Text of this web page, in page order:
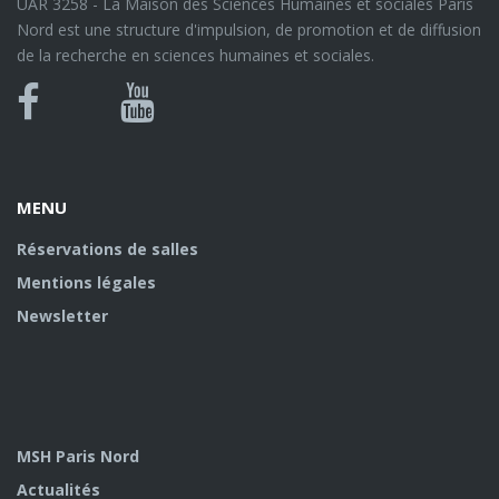
UAR 3258 - La Maison des Sciences Humaines et sociales Paris
Nord est une structure d'impulsion, de promotion et de diffusion
de la recherche en sciences humaines et sociales.
Bluesky
Canal
MENU
Réservations de salles
Mentions légales
Newsletter
MSH Paris Nord
Actualités